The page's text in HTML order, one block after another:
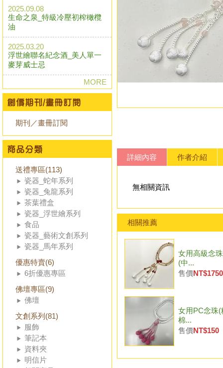
2025.09.08
生命之泉_特級冷壓初榨橄欖
油
2025.03.20
浮世繪聯名紀念酒_美人單一
麥芽威士忌
MORE
期刊／畫冊訂閱
送禮專區(113)
瓷器_蛇年系列
瓷器_兔龍系列
茶葉禮盒
瓷器_浮世繪系列
食品
瓷器_藝術文創系列
瓷器_馬年系列
優惠特賣(6)
6折優惠專區
佛壇專區(9)
佛壇
文創系列(81)
服飾
筆記本
資料夾
明信片
詳細內容 作者介紹
無相關資訊
相關推薦
女用高級念珠
(中...
售價NT$1750
女用PC念珠(
棉...
售價NT$150